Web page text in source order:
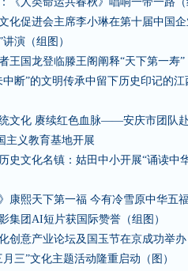
化促进会主席李小琳在第十届中国
演（组图）
王国龙登临滕王阁阐释“天下第一寿”
中断”的文明传承中留下历史印记的
文化 赓续红色血脉——安庆市团队
主义教育基地开展
史文化名镇：姑田中小开展“诵读中
康熙天下第一福 今有冷雪原中华五
集团AI短片获国际赞誉（组图）
创意产业论坛及国玉节在京成功举办
三”文化主题活动隆重启动（图）